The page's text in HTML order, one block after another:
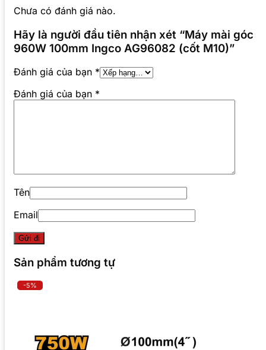
Chưa có đánh giá nào.
Hãy là người đầu tiên nhận xét “Máy mài góc
960W 100mm Ingco AG96082 (cốt M10)”
Đánh giá của bạn *
Đánh giá của bạn *
Tên
Email
Sản phẩm tương tự
-5%